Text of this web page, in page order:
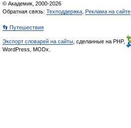
© Академик, 2000-2026
Обратная связь: Техподдержка Реклама на сайте
👣 Путешествия
Экспорт словарей на сайты , сделанные на PHP,
WordPress, MODx.